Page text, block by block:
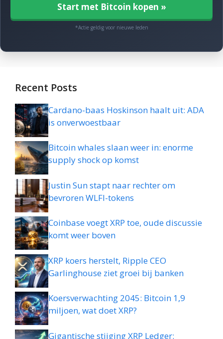
Start met Bitcoin kopen »
*Actie geldig voor nieuwe leden
Recent Posts
Cardano-baas Hoskinson haalt uit: ADA
is onverwoestbaar
Bitcoin whales slaan weer in: enorme
supply shock op komst
Justin Sun stapt naar rechter om
bevroren WLFI-tokens
Coinbase voegt XRP toe, oude discussie
komt weer boven
XRP koers herstelt, Ripple CEO
Garlinghouse ziet groei bij banken
Koersverwachting 2045: Bitcoin 1,9
miljoen, wat doet XRP?
Gigantische stijging XRP Ledger: